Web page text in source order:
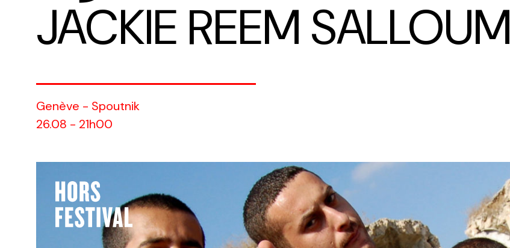
JACKIE REEM SALLOUM
Genève - Spoutnik
26.08 - 21h00